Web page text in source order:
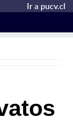
Ir a pucv.cl